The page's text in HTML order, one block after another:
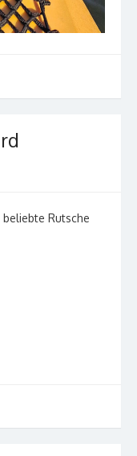
Rutsche